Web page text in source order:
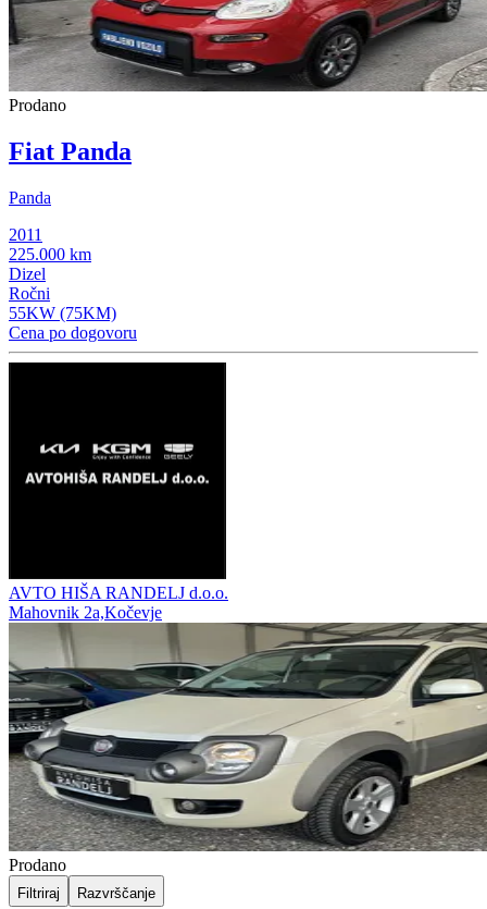
Prodano
Fiat Panda
Panda
2011
225.000 km
Dizel
Ročni
55KW (75KM)
Cena po dogovoru
AVTO HIŠA RANDELJ d.o.o.
Mahovnik 2a,Kočevje
Prodano
Filtriraj Razvrščanje